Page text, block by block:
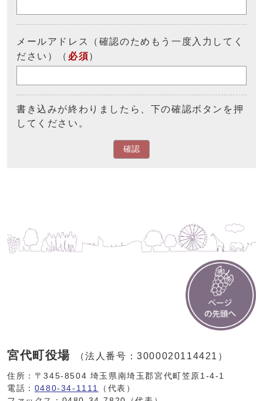
メールアドレス（確認のためもう一度入力してく
ださい）（ 必須）
書き込みが終わりましたら、下の確認ボタンを押
してください。
確認
宮代町役場 （法人番号：3000020114421）
住所：〒345-8504 埼玉県南埼玉郡宮代町笠原1-4-1
電話： 0480-34-1111
（代表）